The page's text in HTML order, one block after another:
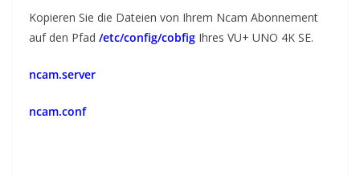
Kopieren Sie die Dateien von Ihrem Ncam Abonnement
auf den Pfad /etc/config/cobfig Ihres VU+ UNO 4K SE.
ncam.server
ncam.conf